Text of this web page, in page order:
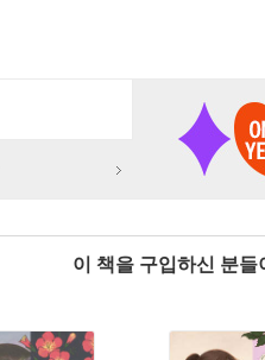
이 책을 구입하신 분